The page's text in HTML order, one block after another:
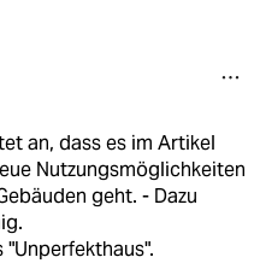
an, dass es im Artikel
Nutzungsmöglichkeiten
geht. - Dazu
"Unperfekthaus".